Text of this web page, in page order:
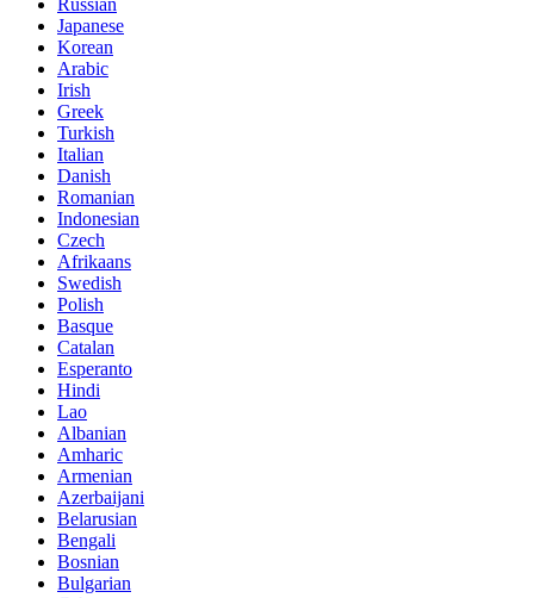
Japanese
Korean
Arabic
Irish
Greek
Turkish
Italian
Danish
Romanian
Indonesian
Czech
Afrikaans
Swedish
Polish
Basque
Catalan
Esperanto
Hindi
Lao
Albanian
Amharic
Armenian
Azerbaijani
Belarusian
Bengali
Bosnian
Bulgarian